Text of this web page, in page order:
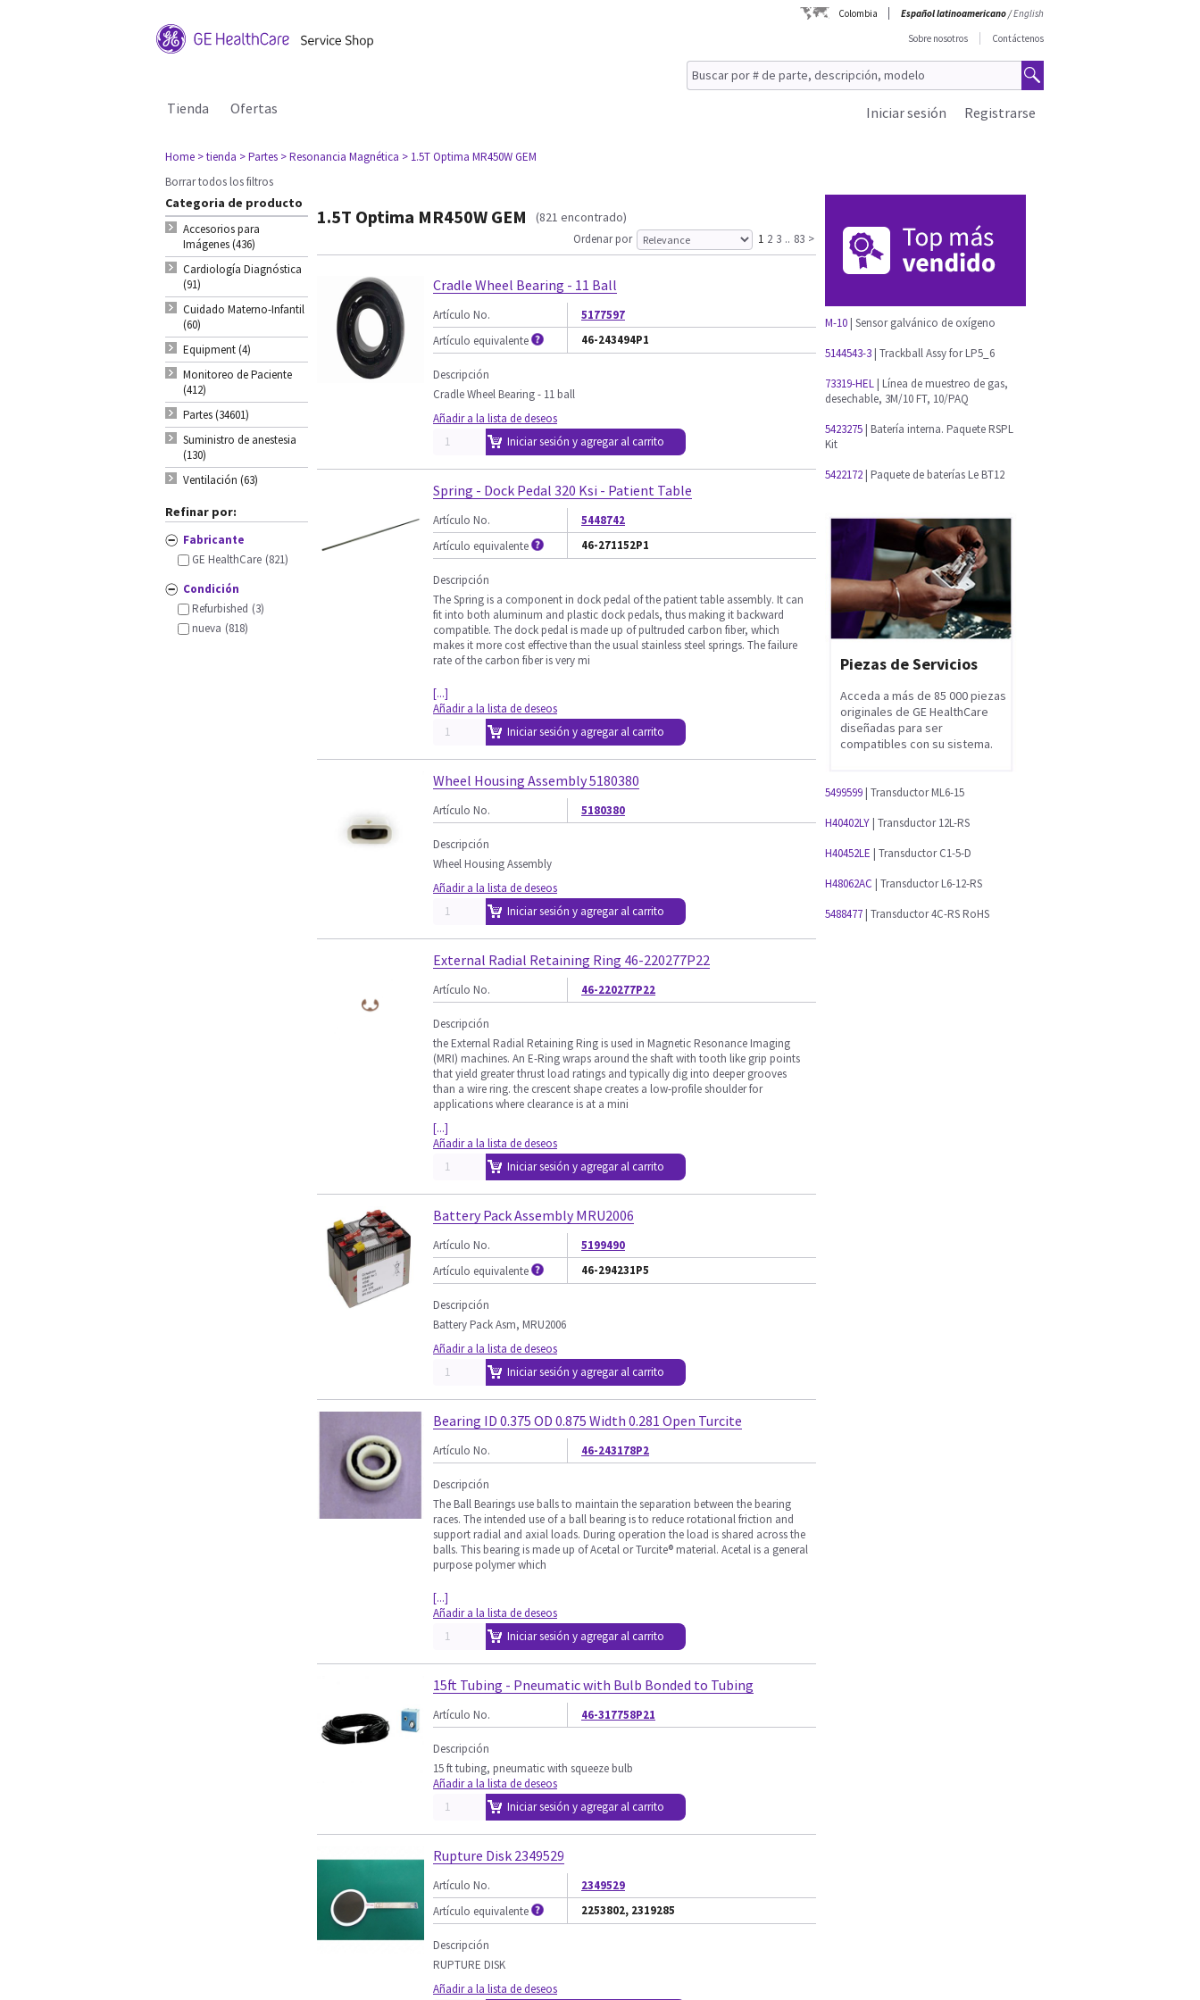
Colombia Español latinoamericano/English
Sobre nosotros
Contáctenos
Tienda Ofertas Registrarse
Iniciar sesión
Home > tienda > Partes > Resonancia Magnética > 1.5T Optima MR450W GEM
Borrar todos los filtros
Categoria de producto
Accesorios para
Imágenes (436)
Cardiología Diagnóstica
(91)
Cuidado Materno-Infantil
(60)
Equipment (4)
Monitoreo de Paciente
(412)
Partes (34601)
Suministro de anestesia
(130)
Ventilación (63)
Refinar por:
Fabricante
GE HealthCare (821)
Condición
Refurbished (3)
nueva (818)
1.5T Optima MR450W GEM (821 encontrado)
Ordenar por 1 2 3 .. 83 >
Cradle Wheel Bearing - 11 Ball
Artículo No.
5177597
Artículo equivalente
46-243494P1
Descripción
Cradle Wheel Bearing - 11 ball
Añadir a la lista de deseos
Iniciar sesión y agregar al carrito
Spring - Dock Pedal 320 Ksi - Patient Table
Artículo No.
5448742
Artículo equivalente
46-271152P1
Descripción
The Spring is a component in dock pedal of the patient table assembly. It can
fit into both aluminum and plastic dock pedals, thus making it backward
compatible. The dock pedal is made up of pultruded carbon fiber, which
makes it more cost effective than the usual stainless steel springs. The failure
rate of the carbon fiber is very mi
[...]
Añadir a la lista de deseos
Iniciar sesión y agregar al carrito
Wheel Housing Assembly 5180380
Artículo No. 5180380
Descripción
Wheel Housing Assembly
Añadir a la lista de deseos
Iniciar sesión y agregar al carrito
External Radial Retaining Ring 46-220277P22
Artículo No. 46-220277P22
Descripción
the External Radial Retaining Ring is used in Magnetic Resonance Imaging
(MRI) machines. An E-Ring wraps around the shaft with tooth like grip points
that yield greater thrust load ratings and typically dig into deeper grooves
than a wire ring. the crescent shape creates a low-profile shoulder for
applications where clearance is at a mini
[...]
Añadir a la lista de deseos
Iniciar sesión y agregar al carrito
Battery Pack Assembly MRU2006
Artículo No.
5199490
Artículo equivalente
46-294231P5
Descripción
Battery Pack Asm, MRU2006
Añadir a la lista de deseos
Iniciar sesión y agregar al carrito
Bearing ID 0.375 OD 0.875 Width 0.281 Open Turcite
Artículo No. 46-243178P2
Descripción
The Ball Bearings use balls to maintain the separation between the bearing
races. The intended use of a ball bearing is to reduce rotational friction and
support radial and axial loads. During operation the load is shared across the
balls. This bearing is made up of Acetal or Turcite® material. Acetal is a general
purpose polymer which
[...]
Añadir a la lista de deseos
Iniciar sesión y agregar al carrito
15ft Tubing - Pneumatic with Bulb Bonded to Tubing
Artículo No. 46-317758P21
Descripción
15 ft tubing, pneumatic with squeeze bulb
Añadir a la lista de deseos
Iniciar sesión y agregar al carrito
Rupture Disk 2349529
Artículo No.
2349529
Artículo equivalente
2253802, 2319285
Descripción
RUPTURE DISK
Añadir a la lista de deseos
M-10 | Sensor galvánico de oxígeno
5144543-3 | Trackball Assy for LP5_6
73319-HEL | Línea de muestreo de gas,
desechable, 3M/10 FT, 10/PAQ
5423275 | Batería interna. Paquete RSPL
Kit
5422172 | Paquete de baterías Le BT12
Piezas de Servicios
Acceda a más de 85 000 piezas
originales de GE HealthCare
diseñadas para ser
compatibles con su sistema.
5499599 | Transductor ML6-15
H40402LY | Transductor 12L-RS
H40452LE | Transductor C1-5-D
H48062AC | Transductor L6-12-RS
5488477 | Transductor 4C-RS RoHS